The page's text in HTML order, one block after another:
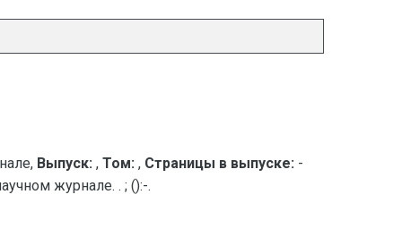
Выпуск: , Том: , Страницы в выпуске: -
журнале. . ; ():-.